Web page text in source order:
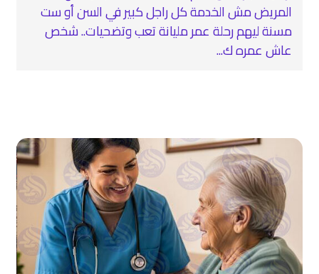
المريض مش الخدمة كل راجل كبير في السن أو ست
مسنة ليهم رحلة عمر مليانة تعب وتضحيات.. شخص
عاش عمره ك...